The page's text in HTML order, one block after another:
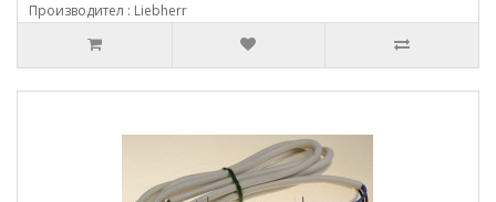
Производител : Liebherr